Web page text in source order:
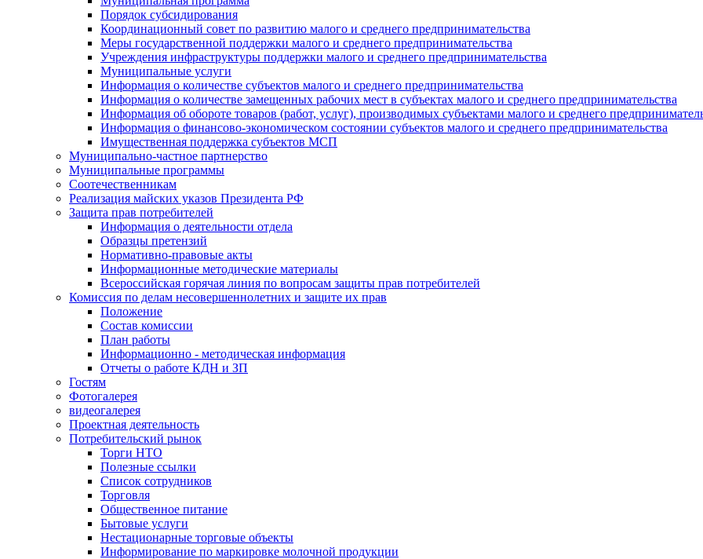
Порядок субсидирования
Координационный совет по развитию малого и среднего предпринимательства
Меры государственной поддержки малого и среднего предпринимательства
Учреждения инфраструктуры поддержки малого и среднего предпринимательства
Муниципальные услуги
Информация о количестве субъектов малого и среднего предпринимательства
Информация о количестве замещенных рабочих мест в субъектах малого и среднего предпринимательства
Информация об обороте товаров (работ, услуг), производимых субъектами малого и среднего
Информация о финансово-экономическом состоянии субъектов малого и среднего предпринимательства
Имущественная поддержка субъектов МСП
Муниципально-частное партнерство
Муниципальные программы
Соотечественникам
Реализация майских указов Президента РФ
Защита прав потребителей
Информация о деятельности отдела
Образцы претензий
Нормативно-правовые акты
Информационные методические материалы
Всероссийская горячая линия по вопросам защиты прав потребителей
Комиссия по делам несовершеннолетних и защите их прав
Положение
Состав комиссии
План работы
Информационно - методическая информация
Отчеты о работе КДН и ЗП
Гостям
Фотогалерея
видеогалерея
Проектная деятельность
Потребительский рынок
Торги НТО
Полезные ссылки
Список сотрудников
Торговля
Общественное питание
Бытовые услуги
Нестационарные торговые объекты
Информирование по маркировке молочной продукции